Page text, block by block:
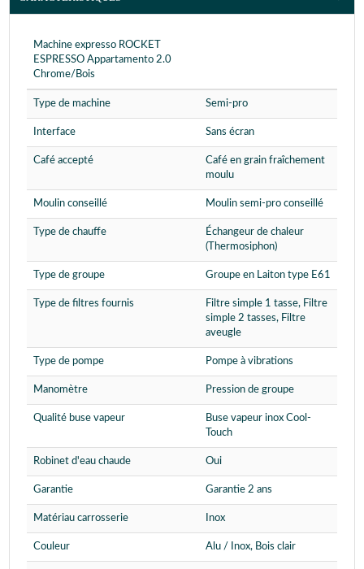
Machine expresso ROCKET
ESPRESSO Appartamento 2.0
Chrome/Bois
Type de machine Semi-pro
Interface Sans écran
Café accepté
Café en grain fraîchement
moulu
Moulin conseillé Moulin semi-pro conseillé
Type de chauffe
Échangeur de chaleur
(Thermosiphon)
Type de groupe Groupe en Laiton type E61
Type de filtres fournis
Filtre simple 1 tasse, Filtre
simple 2 tasses, Filtre
aveugle
Type de pompe Pompe à vibrations
Manomètre Pression de groupe
Qualité buse vapeur
Buse vapeur inox Cool-
Touch
Robinet d'eau chaude Oui
Garantie Garantie 2 ans
Matériau carrosserie Inox
Couleur Alu / Inox, Bois clair